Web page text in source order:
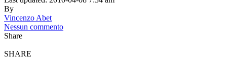
By
Vincenzo Abet
Nessun commento
Share
SHARE